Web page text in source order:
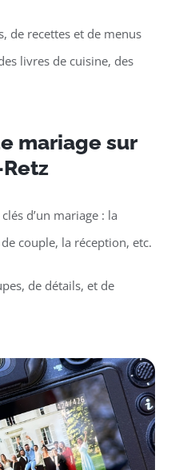
de recettes et de menus
livres de cuisine, des
mariage sur
d’un mariage : la
couple, la réception, etc.
de détails, et de